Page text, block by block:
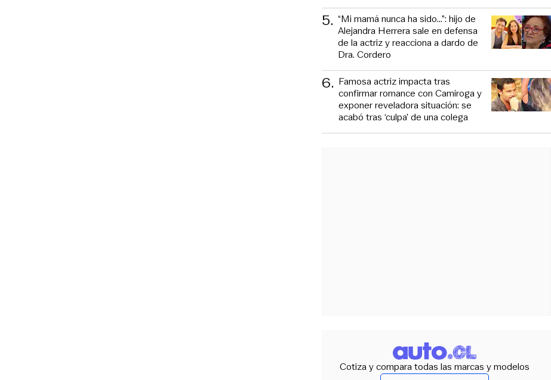
5. “Mi mamá nunca ha sido...”: hijo de
Alejandra Herrera sale en defensa
de la actriz y reacciona a dardo de
Dra. Cordero
6. Famosa actriz impacta tras
confirmar romance con Camiroga y
exponer reveladora situación: se
acabó tras ‘culpa’ de una colega
Cotiza y compara todas las marcas y modelos